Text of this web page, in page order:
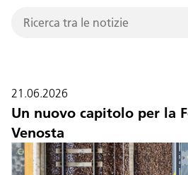
Notizie
Progetti
Assistenza e contatto
21.06.2026
Un nuovo capitolo per la
Venosta